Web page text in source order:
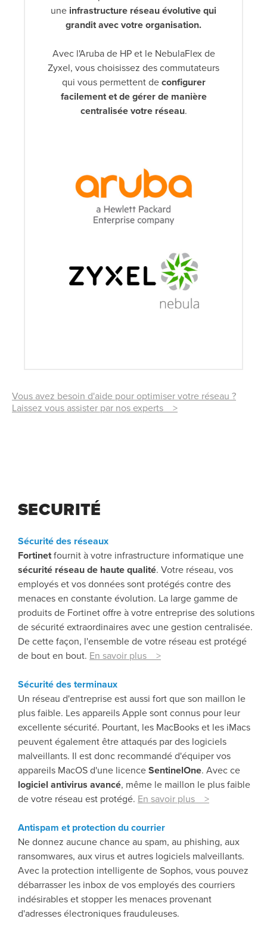
une infrastructure réseau évolutive qui
grandit avec votre organisation.
Avec l'Aruba de HP et le NebulaFlex de
Zyxel, vous choisissez des commutateurs
qui vous permettent deconfigurer
facilement et de gérer de manière
centralisée votre réseau.
Vous avez besoin d'aide pour optimiser votre réseau ?
Laissez vous assister par nos experts >
SECURITÉ
Sécurité des réseaux
Fortinetfournit à votre infrastructure informatique une
sécurité réseau de haute qualité. Votre réseau, vos
employés et vos données sont protégés contre des
menaces en constante évolution. La large gamme de
produits de Fortinet offre à votre entreprise des solutions
de sécurité extraordinaires avec une gestion centralisée.
De cette façon, l'ensemble de votre réseau est protégé
de bout en bout. En savoir plus >
Sécurité des terminaux
Un réseau d'entreprise est aussi fort que son maillon le
plus faible. Les appareils Apple sont connus pour leur
excellente sécurité. Pourtant, les MacBooks et les iMacs
peuvent également être attaqués par des logiciels
malveillants. Il est donc recommandé d'équiper vos
appareils MacOS d'une licenceSentinelOne. Avec ce
logiciel antivirus avancé, même le maillon le plus faible
de votre réseau est protégé. En savoir plus >
Antispam et protection du courrier
Ne donnez aucune chance au spam, au phishing, aux
ransomwares, aux virus et autres logiciels malveillants.
Avec la protection intelligente de Sophos, vous pouvez
débarrasser les inbox de vos employés des courriers
indésirables et stopper les menaces provenant
d'adresses électroniques frauduleuses.